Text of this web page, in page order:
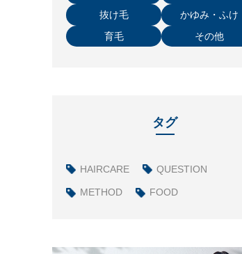
抜け毛
かゆみ・ふけ
育毛
その他
タグ
HAIRCARE QUESTION
METHOD FOOD